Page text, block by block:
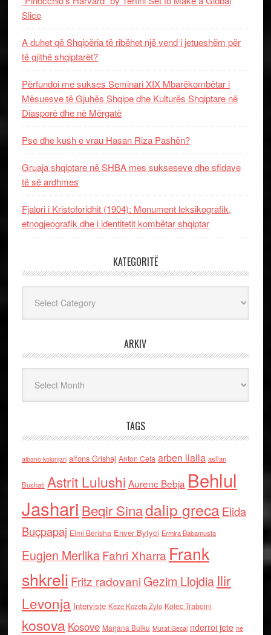
Slice
A duhet që Shqipëria të ribëhet një vend i jetueshëm për
të gjithë shqiptarët?
Përfundoi me sukses Seminari XIX Mbarëkombëtar i
Mësuesve të Gjuhës Shqipe dhe Kulturës Shqiptare në
Diasporë dhe në Mërgatë
Pse dhe kush e vrau Hasan Riza Pashën?
Gruaja shqiptare në SHBA mes sukseseve dhe sfidave
të së ardhmes
Fjalori i Kristoforidhit (1904): Monument leksikografik,
etnogjeografik dhe i identitetit kombëtar shqiptar
KATEGORITË
ARKIV
TAGS
albano kolonjari alfons Grishaj Anton Cefa arben llalla asllan
Bushati Astrit Lulushi Aurenc Bebja Behlul
Jashari Beqir Sinadalip grecaElida
Buçpapaj Elmi Berisha Enver Bytyci Ermira Babamusta
Eugjen MerlikaFahri Xharra Frank
shkreli Fritz radovaniGezim Llojdia Ilir
Levonja Interviste Keze Kozeta Zylo Kolec Traboini
kosova Kosove Marjana Bulku Murat Gecaj nderroi jete ne